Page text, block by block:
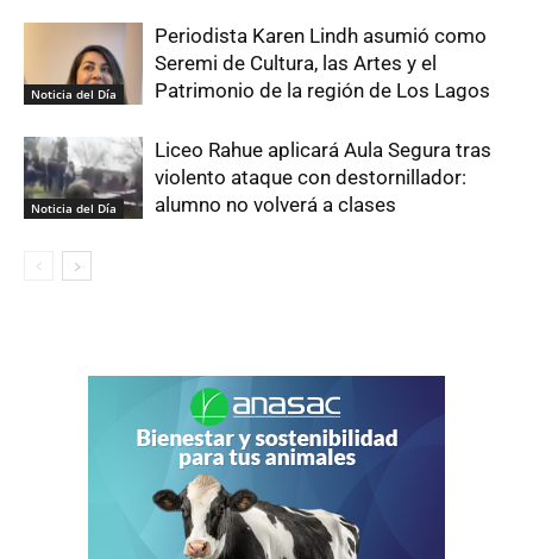
Noticia del Día
Periodista Karen Lindh asumió como
Seremi de Cultura, las Artes y el
Patrimonio de la región de Los Lagos
Noticia del Día
Liceo Rahue aplicará Aula Segura tras
violento ataque con destornillador:
alumno no volverá a clases